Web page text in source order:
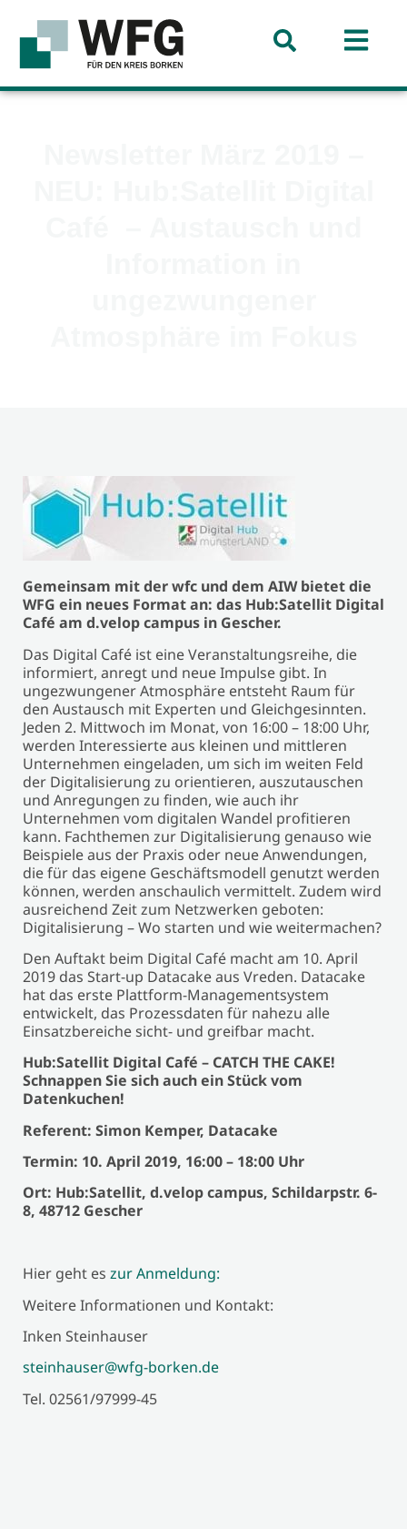
Gemeinsam mit der wfc und dem AIW bietet die
WFG ein neues Format an: das Hub:Satellit Digital
Café am d.velop campus in Gescher.
Das Digital Café ist eine Veranstaltungsreihe, die
informiert, anregt und neue Impulse gibt. In
ungezwungener Atmosphäre entsteht Raum für
den Austausch mit Experten und Gleichgesinnten.
Jeden 2. Mittwoch im Monat, von 16:00 – 18:00 Uhr,
werden Interessierte aus kleinen und mittleren
Unternehmen eingeladen, um sich im weiten Feld
der Digitalisierung zu orientieren, auszutauschen
und Anregungen zu finden, wie auch ihr
Unternehmen vom digitalen Wandel profitieren
kann. Fachthemen zur Digitalisierung genauso wie
Beispiele aus der Praxis oder neue Anwendungen,
die für das eigene Geschäftsmodell genutzt werden
können, werden anschaulich vermittelt. Zudem wird
ausreichend Zeit zum Netzwerken geboten:
Digitalisierung – Wo starten und wie weitermachen?
Den Auftakt beim Digital Café macht am 10. April
2019 das Start-up Datacake aus Vreden. Datacake
hat das erste Plattform-Managementsystem
entwickelt, das Prozessdaten für nahezu alle
Einsatzbereiche sicht- und greifbar macht.
Hub:Satellit Digital Café – CATCH THE CAKE!
Schnappen Sie sich auch ein Stück vom
Datenkuchen!
Referent: Simon Kemper, Datacake
​Termin: 10. April 2019, 16:00 – 18:00 Uhr
Ort: Hub:Satellit, d.velop campus, Schildarpstr. 6-
8, 48712 Gescher
Hier geht es zur Anmeldung:
Weitere Informationen und Kontakt:
Inken Steinhauser
steinhauser@wfg-borken.de
Tel. 02561/97999-45